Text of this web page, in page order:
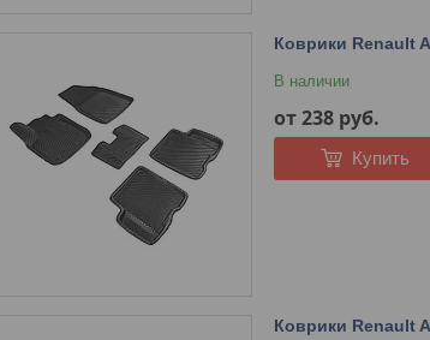
Коврики Renault
В наличии
от 238 руб.
Купить
Коврики Renault